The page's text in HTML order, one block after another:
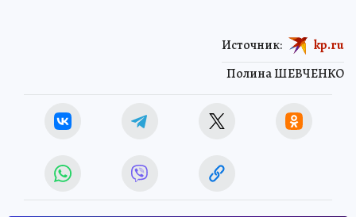
Полина ШЕВЧЕНКО
Источник: kp.ru